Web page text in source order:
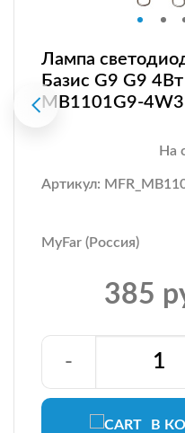
Лампа
Базис G9 G9
MB1101G9-
На
Артикул:
MyFar (Россия)
385
В
-